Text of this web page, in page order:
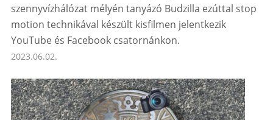
szennyvízhálózat mélyén tanyázó Budzilla ezúttal stop
motion technikával készült kisfilmen jelentkezik
YouTube és Facebook csatornánkon.
2023.06.02.